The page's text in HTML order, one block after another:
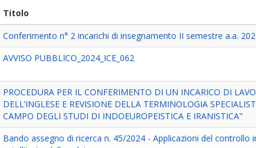
Titolo
Conferimento n° 2 incarichi di insegnamento II semestre a.a.
AVVISO PUBBLICO_2024_ICE_062
PROCEDURA PER IL CONFERIMENTO DI UN INCARICO DI
DELL’INGLESE E REVISIONE DELLA TERMINOLOGIA
CAMPO DEGLI STUDI DI INDOEUROPEISTICA E IRANISTICA"
Bando assegno di ricerca n. 45/2024 - Applicazioni del